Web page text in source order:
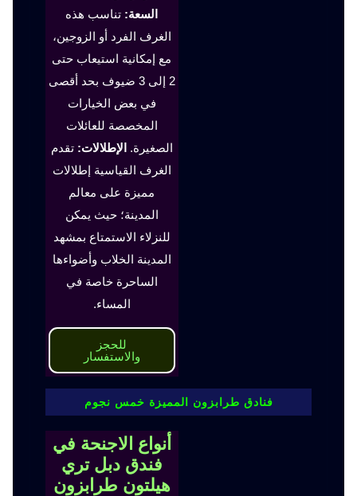
السعة: تناسب هذه
الغرف الفرد أو الزوجين،
مع إمكانية استيعاب حتى
2 إلى 3 ضيوف بحد أقصى
في بعض الخيارات
المخصصة للعائلات
الصغيرة. الإطلالات: تقدم
الغرف القياسية إطلالات
مميزة على معالم
المدينة؛ حيث يمكن
للنزلاء الاستمتاع بمشهد
المدينة الخلاب وأضواءها
الساحرة خاصة في
المساء.
للحجز
والاستفسار
فنادق طرابزون المميزة خمس نجوم
أنواع الاجنحة في
فندق دبل تري
هيلتون طرابزون